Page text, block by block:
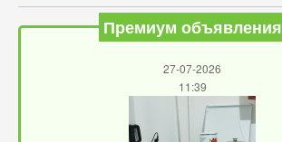
Премиум объявления
27-07-2026
11:39